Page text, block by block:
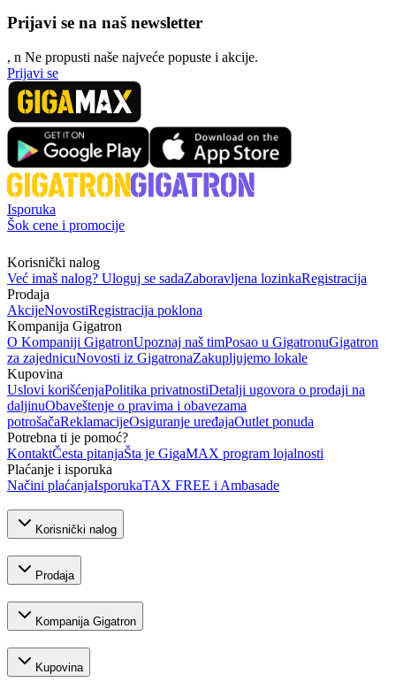
Prijavi se na naš newsletter
, n Ne propusti naše najveće popuste i akcije.
Prijavi se
Isporuka
Šok cene i promocije
Korisnički nalog
Već imaš nalog? Uloguj se sadaZaboravljena lozinkaRegistracija
Prodaja
AkcijeNovostiRegistracija poklona
Kompanija Gigatron
O Kompaniji GigatronUpoznaj naš timPosao u GigatronuGigatron
za zajednicuNovosti iz GigatronaZakupljujemo lokale
Kupovina
Uslovi korišćenjaPolitika privatnostiDetalji ugovora o prodaji na
daljinuObaveštenje o pravima i obavezama
potrošačaReklamacijeOsiguranje uređajaOutlet ponuda
Potrebna ti je pomoć?
KontaktČesta pitanjaŠta je GigaMAX program lojalnosti
Plaćanje i isporuka
Načini plaćanjaIsporukaTAX FREE i Ambasade
Korisnički nalog
Prodaja
Kompanija Gigatron
Kupovina